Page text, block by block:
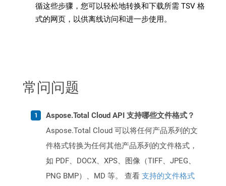
循这些步骤，您可以轻松地转换和下载所需 TSV 格
式的网页，以供离线访问和进一步使用。
常问问题
Aspose.Total Cloud API 支持哪些文件格式？
Aspose.Total Cloud 可以将任何产品系列的文
件格式转换为任何其他产品系列的文件格式，
如 PDF、DOCX、XPS、图像（TIFF、JPEG、
PNG BMP）、MD 等。 查看 支持的文件格式